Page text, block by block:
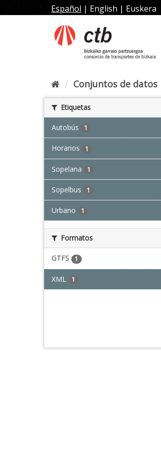
al
Español | English | Euskera
Conjuntos de datos
Etiquetas
Autobús 1
Horarios 1
Sopelana 1
Sopelbus 1
Urbano 1
Formatos
GTFS 1
XML 1